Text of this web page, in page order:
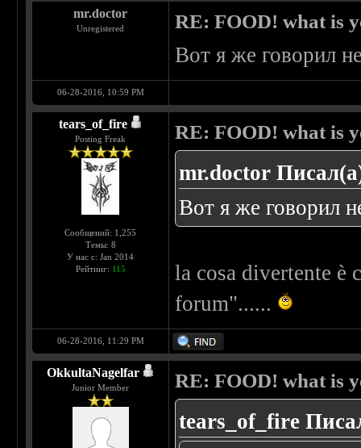
mr.doctor
Unregistered RE: FOOD! what is
Вот я же говорил
06-28-2016, 10:59 PM
tears_of_fire
Posting Freak
Сообщений: 1,255
Темы: 8
У нас с: Jan 2014
Рейтинг: 115
RE: FOOD! what is
mr.doctor
Вот я же говорил
la cosa divertente è
forum"......
06-28-2016, 11:29 PM
OkkultaNagelfar
Junior Member RE: FOOD! what is
tears_of_fire